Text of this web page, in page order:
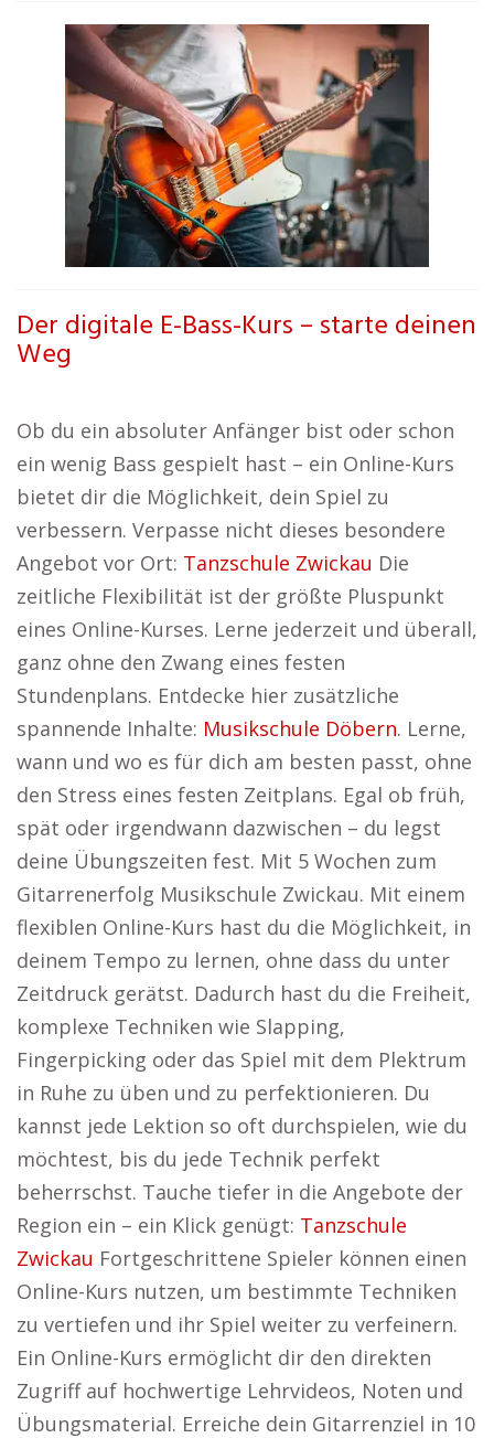
Der digitale E-Bass-Kurs – starte deinen
Weg
Ob du ein absoluter Anfänger bist oder schon
ein wenig Bass gespielt hast – ein Online-Kurs
bietet dir die Möglichkeit, dein Spiel zu
verbessern. Verpasse nicht dieses besondere
Angebot vor Ort: Tanzschule Zwickau Die
zeitliche Flexibilität ist der größte Pluspunkt
eines Online-Kurses. Lerne jederzeit und überall,
ganz ohne den Zwang eines festen
Stundenplans. Entdecke hier zusätzliche
spannende Inhalte: Musikschule Döbern. Lerne,
wann und wo es für dich am besten passt, ohne
den Stress eines festen Zeitplans. Egal ob früh,
spät oder irgendwann dazwischen – du legst
deine Übungszeiten fest. Mit 5 Wochen zum
Gitarrenerfolg Musikschule Zwickau. Mit einem
flexiblen Online-Kurs hast du die Möglichkeit, in
deinem Tempo zu lernen, ohne dass du unter
Zeitdruck gerätst. Dadurch hast du die Freiheit,
komplexe Techniken wie Slapping,
Fingerpicking oder das Spiel mit dem Plektrum
in Ruhe zu üben und zu perfektionieren. Du
kannst jede Lektion so oft durchspielen, wie du
möchtest, bis du jede Technik perfekt
beherrschst. Tauche tiefer in die Angebote der
Region ein – ein Klick genügt: Tanzschule
Zwickau Fortgeschrittene Spieler können einen
Online-Kurs nutzen, um bestimmte Techniken
zu vertiefen und ihr Spiel weiter zu verfeinern.
Ein Online-Kurs ermöglicht dir den direkten
Zugriff auf hochwertige Lehrvideos, Noten und
Übungsmaterial. Erreiche dein Gitarrenziel in 10